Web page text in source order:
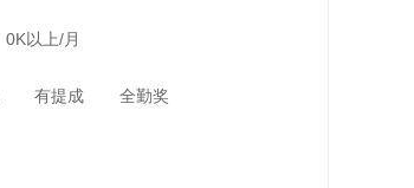
0K以上/月
有提成 全勤奖